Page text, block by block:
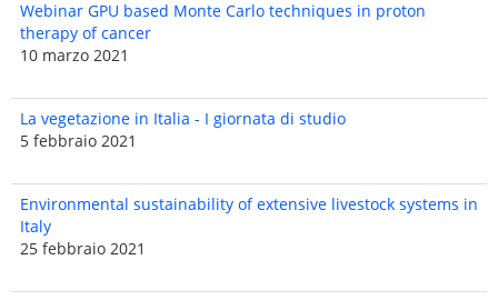
Webinar GPU based Monte Carlo techniques in proton
therapy of cancer
10 marzo 2021
La vegetazione in Italia - I giornata di studio
5 febbraio 2021
Environmental sustainability of extensive livestock systems in
Italy
25 febbraio 2021